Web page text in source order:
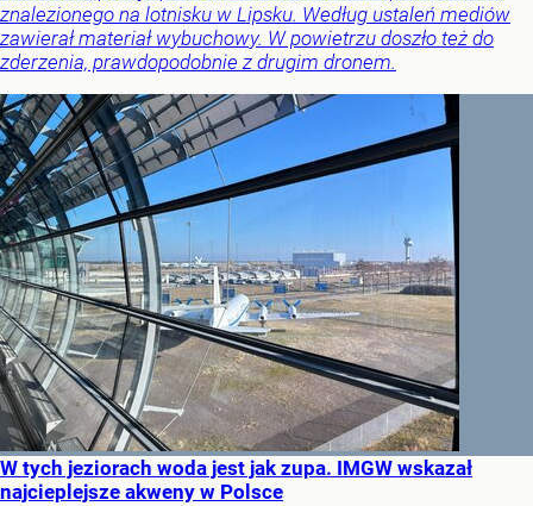
znalezionego na lotnisku w Lipsku. Według ustaleń mediów
zawierał materiał wybuchowy. W powietrzu doszło też do
zderzenia, prawdopodobnie z drugim dronem.
W tych jeziorach woda jest jak zupa. IMGW wskazał
najcieplejsze akweny w Polsce